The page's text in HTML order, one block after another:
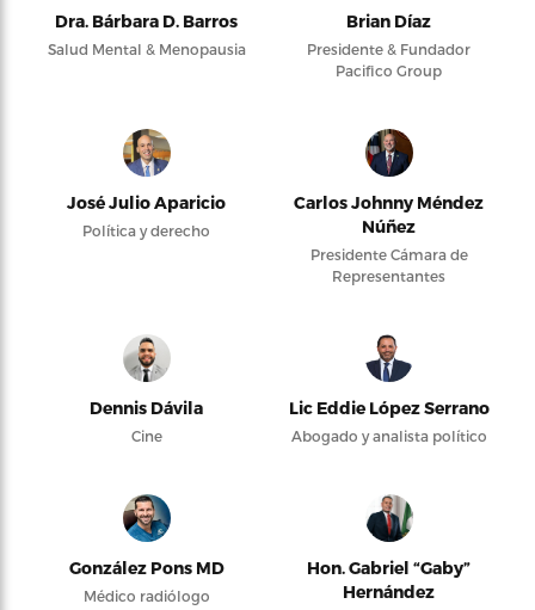
Dra. Bárbara D. Barros
Salud Mental & Menopausia
Brian Díaz
Presidente & Fundador
Pacifico Group
José Julio Aparicio
Política y derecho
Carlos Johnny Méndez
Núñez
Presidente Cámara de
Representantes
Dennis Dávila
Cine
Lic Eddie López Serrano
Abogado y analista político
González Pons MD
Médico radiólogo
Hon. Gabriel “Gaby”
Hernández